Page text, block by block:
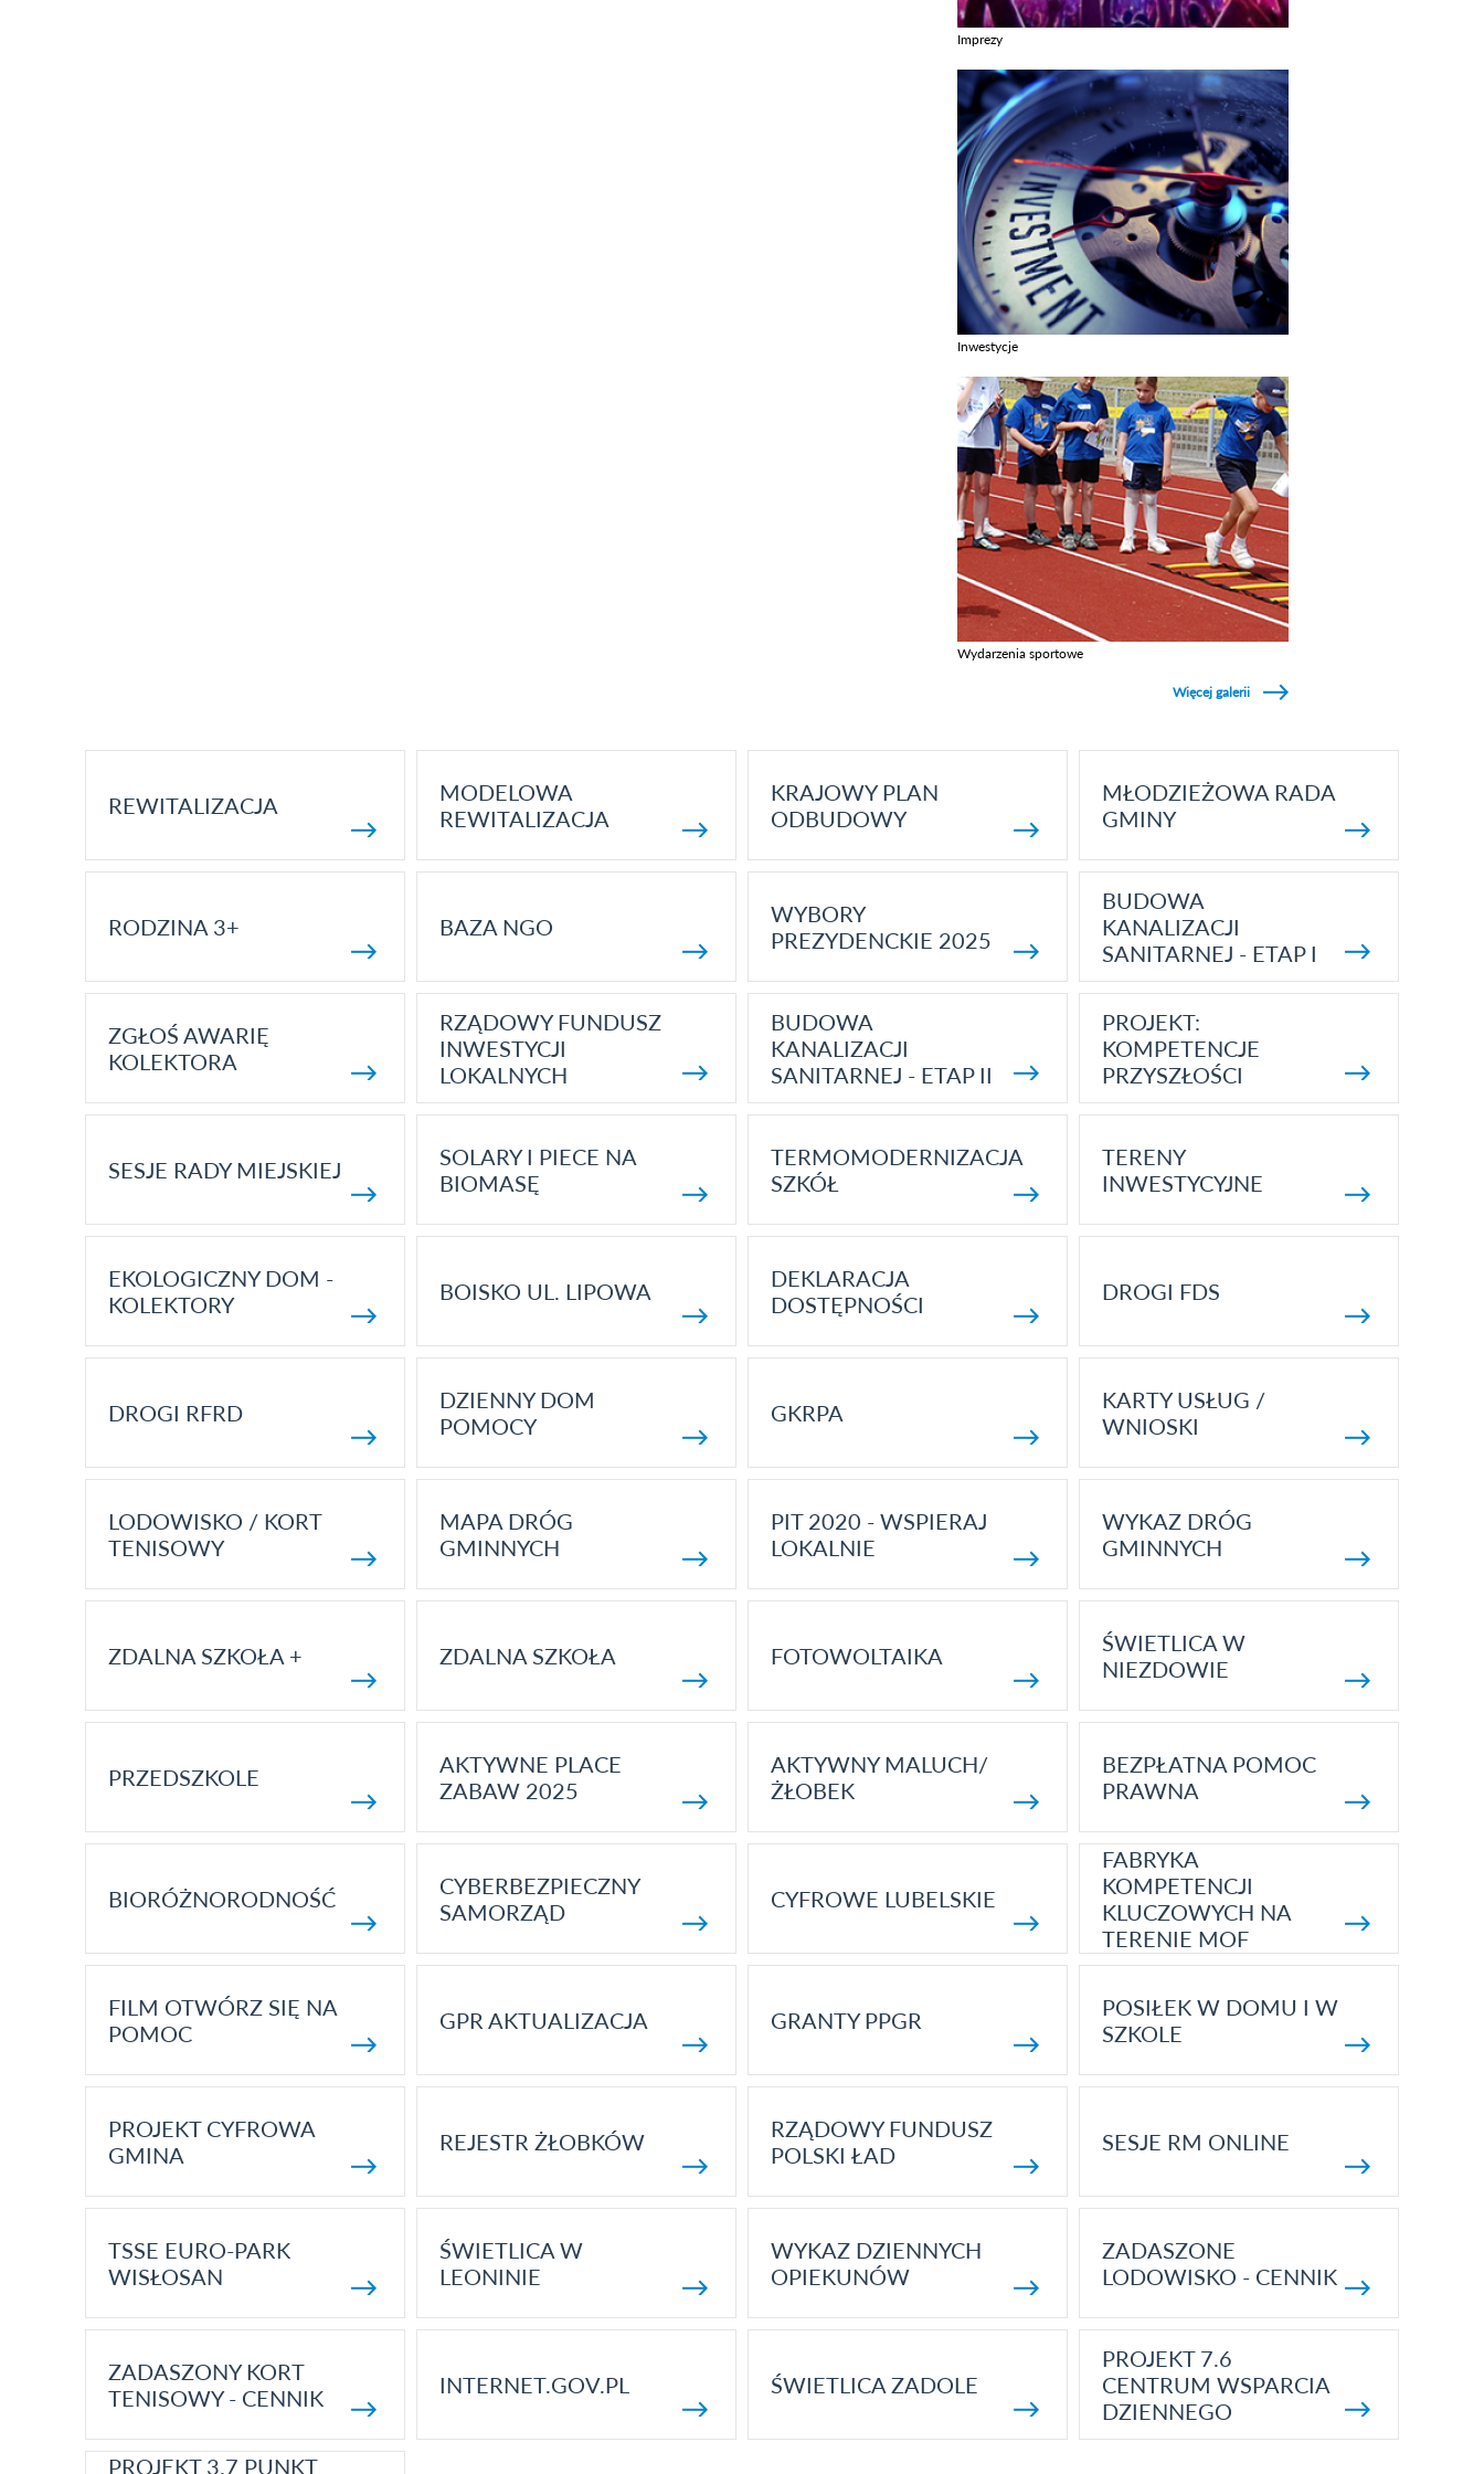
Imprezy
Inwestycje
Wydarzenia sportowe
Więcej galerii
REWITALIZACJA
MODELOWA
REWITALIZACJA
KRAJOWY PLAN
ODBUDOWY
MŁODZIEŻOWA RADA
GMINY
RODZINA 3+ BAZA NGO
WYBORY
PREZYDENCKIE 2025
BUDOWA
KANALIZACJI
SANITARNEJ - ETAP I
ZGŁOŚ AWARIĘ
KOLEKTORA
RZĄDOWY FUNDUSZ
INWESTYCJI
LOKALNYCH
BUDOWA
KANALIZACJI
SANITARNEJ - ETAP II
PROJEKT:
KOMPETENCJE
PRZYSZŁOŚCI
SESJE RADY MIEJSKIEJ
SOLARY I PIECE NA
BIOMASĘ
TERMOMODERNIZACJA
SZKÓŁ
TERENY
INWESTYCYJNE
EKOLOGICZNY DOM -
KOLEKTORY
BOISKO UL. LIPOWA
DEKLARACJA
DOSTĘPNOŚCI
DROGI FDS
DROGI RFRD
DZIENNY DOM
POMOCY
GKRPA
KARTY USŁUG /
WNIOSKI
LODOWISKO / KORT
TENISOWY
MAPA DRÓG
GMINNYCH
PIT 2020 - WSPIERAJ
LOKALNIE
WYKAZ DRÓG
GMINNYCH
ZDALNA SZKOŁA + ZDALNA SZKOŁA FOTOWOLTAIKA
ŚWIETLICA W
NIEZDOWIE
PRZEDSZKOLE
AKTYWNE PLACE
ZABAW 2025
AKTYWNY MALUCH/
ŻŁOBEK
BEZPŁATNA POMOC
PRAWNA
BIORÓŻNORODNOŚĆ
CYBERBEZPIECZNY
SAMORZĄD
CYFROWE LUBELSKIE
FABRYKA
KOMPETENCJI
KLUCZOWYCH NA
TERENIE MOF
FILM OTWÓRZ SIĘ NA
POMOC
GPR AKTUALIZACJA GRANTY PPGR
POSIŁEK W DOMU I W
SZKOLE
PROJEKT CYFROWA
GMINA
REJESTR ŻŁOBKÓW
RZĄDOWY FUNDUSZ
POLSKI ŁAD
SESJE RM ONLINE
TSSE EURO-PARK
WISŁOSAN
ŚWIETLICA W
LEONINIE
WYKAZ DZIENNYCH
OPIEKUNÓW
ZADASZONE
LODOWISKO - CENNIK
ZADASZONY KORT
TENISOWY - CENNIK
INTERNET.GOV.PL ŚWIETLICA ZADOLE
PROJEKT 7.6
CENTRUM WSPARCIA
DZIENNEGO
PROJEKT 3.7 PUNKT